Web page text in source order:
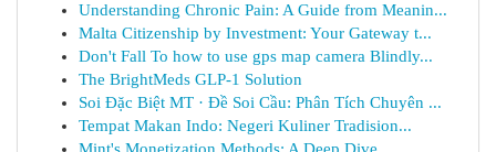
Understanding Chronic Pain: A Guide from Meanin...
Malta Citizenship by Investment: Your Gateway t...
Don't Fall To how to use gps map camera Blindly...
The BrightMeds GLP-1 Solution
Soi Đặc Biệt MT · Đề Soi Cầu: Phân Tích Chuyên ...
Tempat Makan Indo: Negeri Kuliner Tradision...